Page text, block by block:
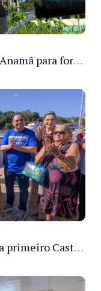
Cosama inicia força-tarefa em Anamã para fortalecer abastecimento de água e segurança hídrica da população
Governo do Amazonas inaugura primeiro Castramóvel Fluvial para atendimento veterinário às comunidades ribeirinhas e castração gratuita